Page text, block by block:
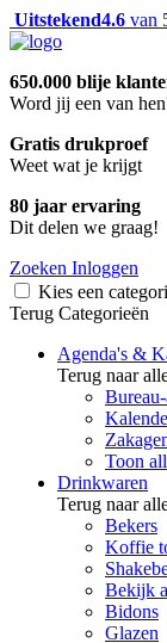
Uitstekend4.6 van
650.000 blije
Word jij een van
Gratis drukproef
Weet wat je krijgt
80 jaar ervaring
Dit delen we graag!
Zoeken Inloggen
Kies een
Terug Categorieën
Agenda's &
Terug naar
Toon
Drinkwaren
Terug naar
Bekers
Koffie
Bekijk
Bidons
Glazen